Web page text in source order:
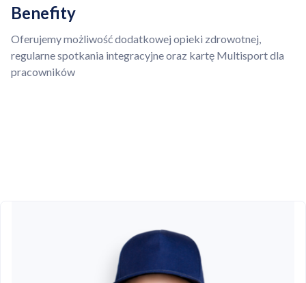
Benefity
Oferujemy możliwość dodatkowej opieki zdrowotnej,
regularne spotkania integracyjne oraz kartę Multisport dla
pracowników